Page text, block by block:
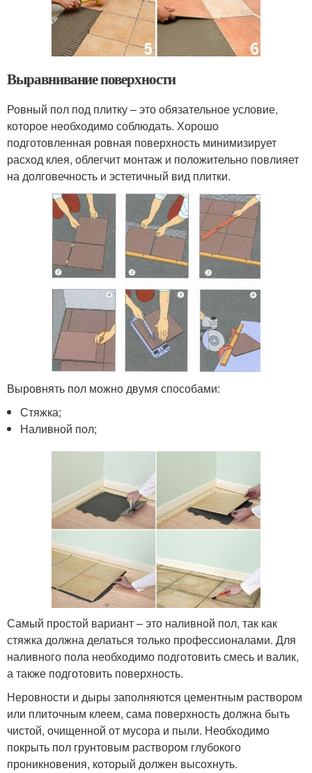
Выравнивание поверхности
Ровный пол под плитку – это обязательное условие,
которое необходимо соблюдать. Хорошо
подготовленная ровная поверхность минимизирует
расход клея, облегчит монтаж и положительно повлияет
на долговечность и эстетичный вид плитки.
Выровнять пол можно двумя способами:
Стяжка;
Наливной пол;
Самый простой вариант – это наливной пол, так как
стяжка должна делаться только профессионалами. Для
наливного пола необходимо подготовить смесь и валик,
а также подготовить поверхность.
Неровности и дыры заполняются цементным раствором
или плиточным клеем, сама поверхность должна быть
чистой, очищенной от мусора и пыли. Необходимо
покрыть пол грунтовым раствором глубокого
проникновения, который должен высохнуть.